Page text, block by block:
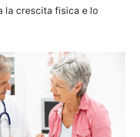
la crescita fisica e lo